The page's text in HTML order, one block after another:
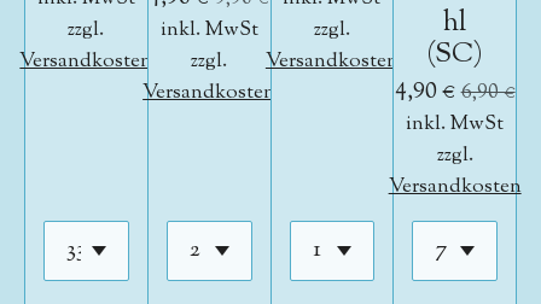
zzgl.
Versandkosten
inkl. MwSt
zzgl.
Versandkosten
zzgl.
Versandkosten
hl
(SC)
4,90 €6,90 €
inkl. MwSt
zzgl.
Versandkosten